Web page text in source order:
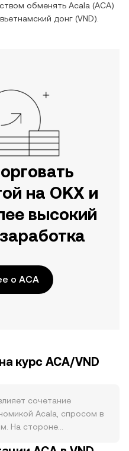
обменять Acala (ACA)
вьетнамский донг (VND).
на OKX и
высокий
о ACA
курс ACA/VND
сочетание
Acala, спросом в
На стороне